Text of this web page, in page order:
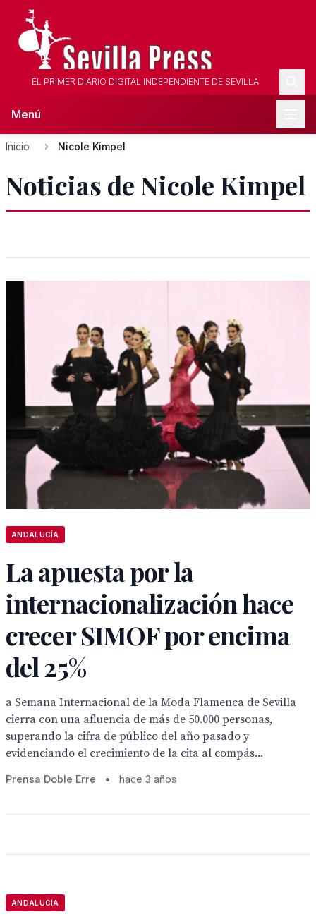
EL PRIMER DIARIO DIGITAL INDEPENDIENTE DE SEVILLA
Menú
Inicio Nicole Kimpel
Noticias de Nicole Kimpel
ANDALUCÍA
La apuesta por la
internacionalización hace
crecer SIMOF por encima
del 25%
a Semana Internacional de la Moda Flamenca de Sevilla
cierra con una afluencia de más de 50.000 personas,
superando la cifra de público del año pasado y
evidenciando el crecimiento de la cita al compás...
Prensa Doble Erre • hace 3 años
ANDALUCÍA